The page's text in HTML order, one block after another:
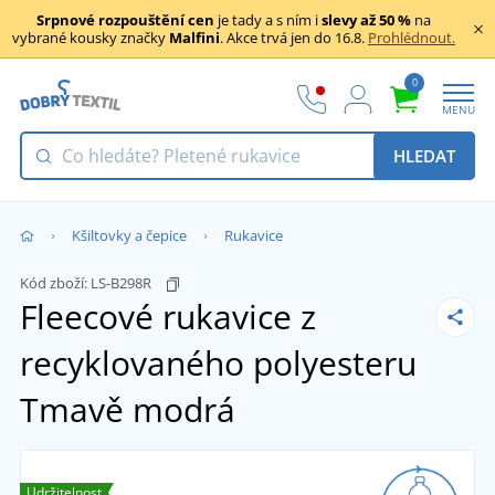
Srpnové rozpouštění cen je tady a s ním islevy až 50 % na
vybrané kousky značky Malfini. Akce trvá jen do 16.8. Prohlédnout.
0
MENU
HLEDAT
Kšiltovky a čepice Rukavice
Kód zboží: LS-B298R
Fleecové rukavice z
recyklovaného polyesteru
Tmavě modrá